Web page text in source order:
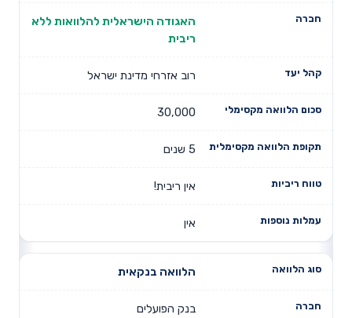
האגודה הישראלית להלוואות ללא
ריבית
רוב אזרחי מדינת ישראל
30,000
5 שנים
אין ריבית!
אין
הלוואה בנקאית
בנק הפועלים